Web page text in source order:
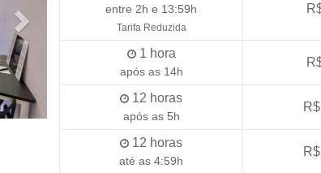
entre 2h e 13:59h
Tarifa Reduzida
1 hora
após as 14h
12 horas
após as 5h
12 horas
até as 4:59h